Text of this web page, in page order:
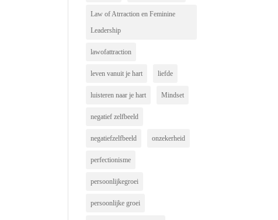
Law of Atrraction en Feminine
Leadership
lawofattraction
leven vanuit je hart liefde
luisteren naar je hart Mindset
negatief zelfbeeld
negatiefzelfbeeld onzekerheid
perfectionisme
persoonlijkegroei
persoonlijke groei